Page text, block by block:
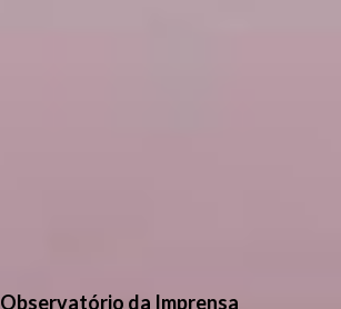
Observatório da Imprensa